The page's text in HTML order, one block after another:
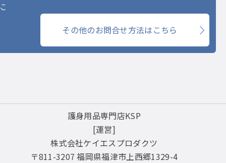
その他のお問合せ方法はこちら
護身用品専門店KSP
[運営]
株式会社ケイエスプロダクツ
〒811-3207 福岡県福津市上西郷1329-4